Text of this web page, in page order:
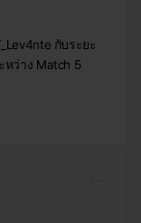
กับระยะ
หว่าง Match 5